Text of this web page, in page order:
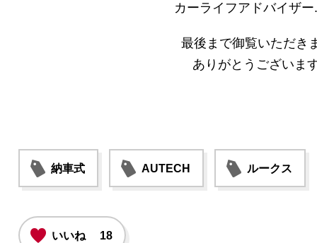
カーライフアドバイザ
最後まで御覧いただき
ありがとうございま
納車式 AUTECH ルークス
いいね 18